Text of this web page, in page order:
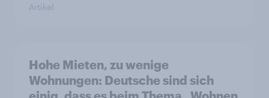
Artikel
Hohe Mieten, zu wenige
Wohnungen: Deutsche sind sich